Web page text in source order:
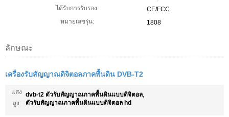
ได้รับการรับรอง:
CE/FCC
หมายเลขรุ่น:
1808
ลักษณะ
เครื่องรับสัญญาณดิจิตอลภาคพื้นดิน DVB-T2
แสง
สูง:
dvb-t2 ตัวรับสัญญาณภาคพื้นดินแบบดิจิตอล,
ตัวรับสัญญาณภาคพื้นดินแบบดิจิตอล hd